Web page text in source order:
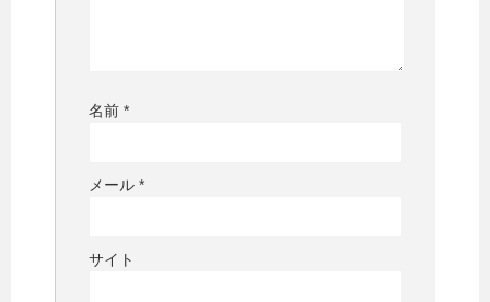
名前 *
メール *
サイト